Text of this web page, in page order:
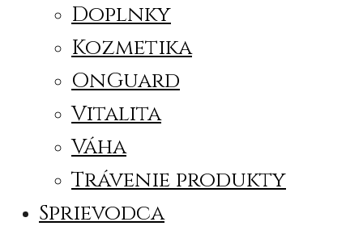
Doplnky
Kozmetika
OnGuard
Vitalita
Váha
Trávenie produkty
Sprievodca